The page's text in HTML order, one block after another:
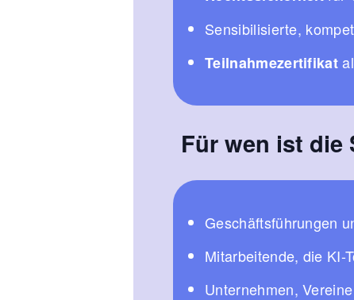
Sensibilisierte,
Teilnahmezertifikat
Für wen ist die
Geschäftsführungen
Mitarbeitende, die KI-
Unternehmen,